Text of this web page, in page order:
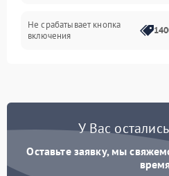
Не срабатывает кнопка
включения
Постоянные сбои в работе
У Вас
Оставьте заявку, мы